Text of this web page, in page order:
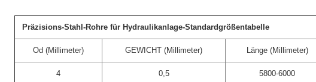
Präzisions-Stahl-Rohre für Hydraulikanlage-Standardgrößentabelle
Od (Millimeter) GEWICHT (Millimeter) Länge (Millimeter)
4 0,5 5800-6000